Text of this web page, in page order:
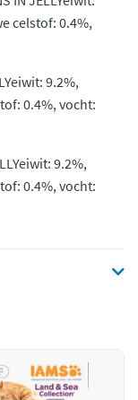
celstof: 0.4%,
9.2%,
0.4%, vocht:
9.2%,
0.4%, vocht: